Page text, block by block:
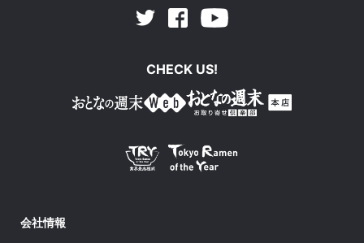
Twitter Facebook
CHECK US!
会社情報